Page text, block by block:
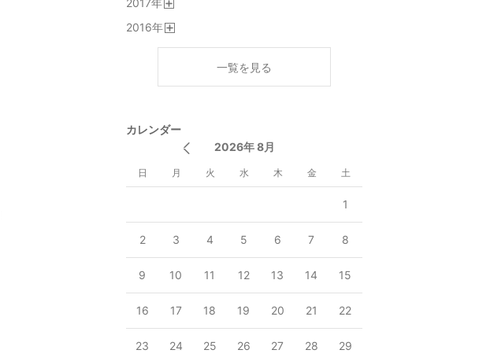
2017年
2016年
一覧を見る
カレンダー
2026年 8月
日 月 火 水 木 金 土
1
2 3 4 5 6 7 8
9 10 11 12 13 14 15
16 17 18 19 20 21 22
23 24 25 26 27 28 29